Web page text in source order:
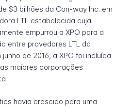
$3 bilhões da Con-way Inc. em
LTL estabelecida cuja
empurrou a XPO para a
entre provedores LTL da
de 2016, a XPO foi incluída
maiores corporações
havia crescido para uma